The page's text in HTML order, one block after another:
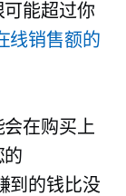
能超过你
线销售额的
在购买上
的
到的钱比没